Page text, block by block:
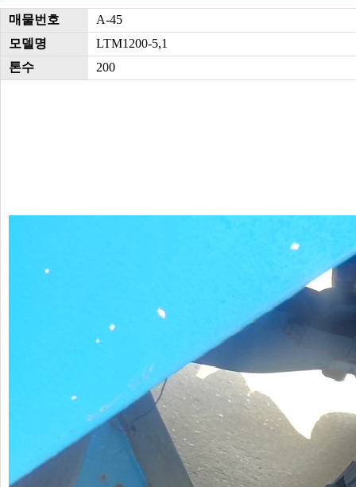
매물번호
A-45
모델명
LTM1200-5,1
톤수
200